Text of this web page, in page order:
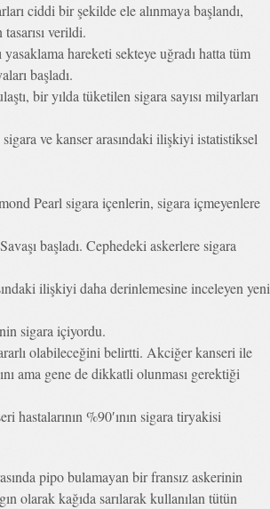
ciddi bir şekilde ele alınmaya başlandı,
verildi.
hareketi sekteye uğradı hatta tüm
başladı.
bir yılda tüketilen sigara sayısı milyarları
ve kanser arasındaki ilişkiyi istatistiksel
Pearl sigara içenlerin, sigara içmeyenlere
başladı. Cephedeki askerlere sigara
ilişkiyi daha derinlemesine inceleyen yeni
sigara içiyordu.
olabileceğini belirtti. Akciğer kanseri ile
ama gene de dikkatli olunması gerektiği
hastalarının %90′ının sigara tiryakisi
pipo bulamayan bir fransız askerinin
olarak kağıda sarılarak kullanılan tütün